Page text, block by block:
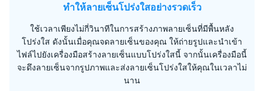
ทำให้ลายเซ็นโปร่งใสอย่างรวดเร็ว
ใช้เวลาเพียงไม่กี่วินาทีในการสร้างภาพลายเซ็นที่มีพื้นหลัง
โปร่งใส ดังนั้นเมื่อคุณจดลายเซ็นของคุณ ให้ถ่ายรูปและนำเข้า
ไฟล์ไปยังเครื่องมือสร้างลายเซ็นแบบโปร่งใสนี้ จากนั้นเครื่องมือนี้
จะดึงลายเซ็นจากรูปภาพและส่งลายเซ็นโปร่งใสให้คุณในเวลาไม่
นาน